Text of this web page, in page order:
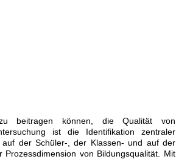
beitragen können, die Qualität von
ist die Identifikation zentraler
auf der Schüler-, der Klassen- und auf der
von Bildungsqualität. Mit